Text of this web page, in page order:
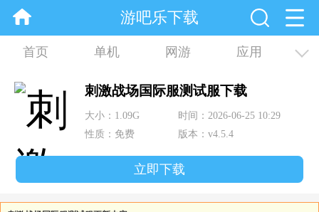
游吧乐下载
首页 单机 网游 应用
资讯 合集
刺激战场国际服测试服下载
大小：1.09G
时间：2026-06-25 10:29
性质：免费
版本：v4.5.4
立即下载